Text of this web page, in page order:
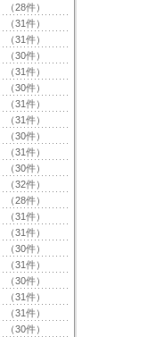
（28件）
（31件）
（31件）
（30件）
（31件）
（30件）
（31件）
（31件）
（30件）
（31件）
（30件）
（32件）
（28件）
（31件）
（31件）
（30件）
（31件）
（30件）
（31件）
（31件）
（30件）